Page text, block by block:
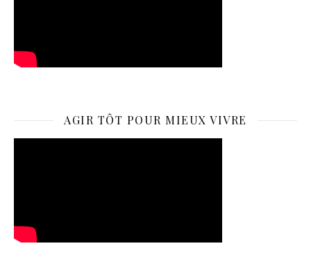
AGIR TÔT POUR MIEUX VIVRE